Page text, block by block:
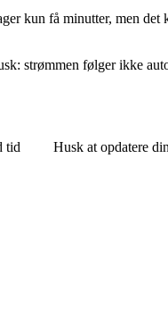
kun få minutter, men
strømmen følger ikke
tid Husk at opdatere